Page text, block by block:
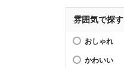
雰囲気で探す
おしゃれ
かわいい